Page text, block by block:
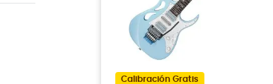
Calibración Gratis